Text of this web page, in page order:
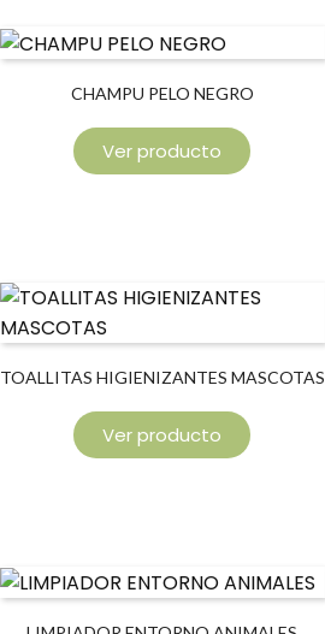
CHAMPU PELO NEGRO
Ver producto
TOALLITAS HIGIENIZANTES MASCOTAS
Ver producto